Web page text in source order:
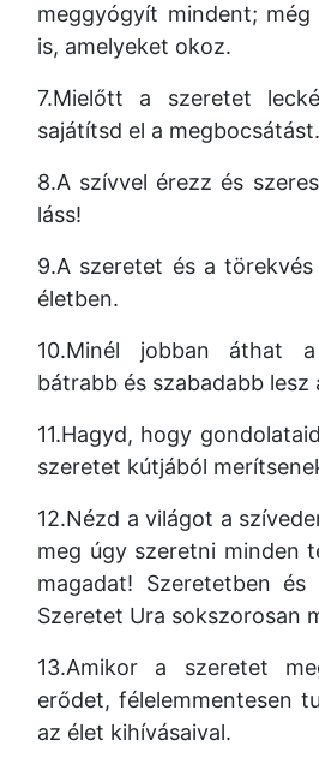
meggyógyít mindent;
is, amelyeket okoz.
7.Mielőtt a szeretet
sajátítsd el a megbocsátást.
8.A szívvel érezz és
láss!
9.A szeretet és a
életben.
10.Minél jobban áthat
bátrabb és szabadabb lesz
11.Hagyd, hogy
szeretet kútjából
12.Nézd a világot a
meg úgy szeretni minden
magadat! Szeretetben
Szeretet Ura sokszorosan
13.Amikor a szeretet
erődet, félelemmentesen
az élet kihívásaival.